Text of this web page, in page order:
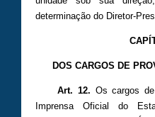
determinação do Diretor-
DOS CARGOS DE
Art. 12. Os cargos
Imprensa Oficial do